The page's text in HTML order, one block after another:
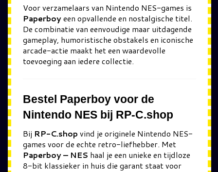
Voor verzamelaars van Nintendo NES-games is
Paperboyeen opvallende en nostalgische titel.
De combinatie van eenvoudige maar uitdagende
gameplay, humoristische obstakels en iconische
arcade-actie maakt het een waardevolle
toevoeging aan iedere collectie.
Bestel Paperboy voor de
Nintendo NES bij RP-C.shop
Bij RP-C.shop vind je originele Nintendo NES-
games voor de echte retro-liefhebber. Met
Paperboy – NES haal je een unieke en tijdloze
8-bit klassieker in huis die garant staat voor